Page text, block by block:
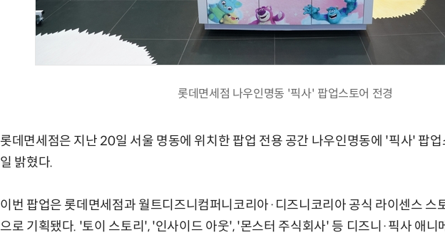
롯데면세점 나우인명동 '픽사' 팝업스토어 전경
롯데면세점은 지난 20일 서울 명동에 위치한 팝업 전용 공간 나우인명동에 '픽사' 팝
일 밝혔다.
이번 팝업은 롯데면세점과 월트디즈니컴퍼니코리아·디즈니코리아 공식 라이센스 스
으로 기획됐다. '토이 스토리', '인사이드 아웃', '몬스터 주식회사' 등 디즈니·픽사 애니